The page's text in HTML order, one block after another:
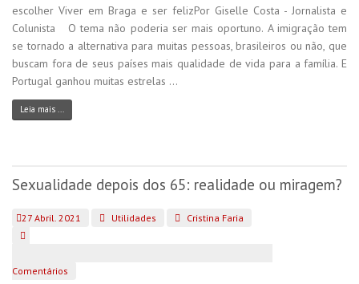
escolher Viver em Braga e ser felizPor Giselle Costa - Jornalista e
Colunista O tema não poderia ser mais oportuno. A imigração tem
se tornado a alternativa para muitas pessoas, brasileiros ou não, que
buscam fora de seus países mais qualidade de vida para a família. E
Portugal ganhou muitas estrelas ...
Leia mais ...
Sexualidade depois dos 65: realidade ou miragem?
27 Abril. 2021 Utilidades Cristina Faria
Comentários